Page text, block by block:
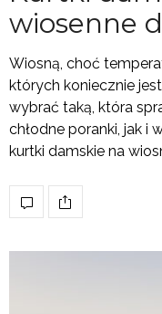
wiosenne
Wiosną, choć
których koniecznie
wybrać taką, która
chłodne poranki, jak i
kurtki damskie na